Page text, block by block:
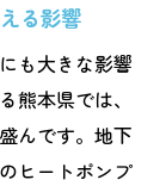
ュートの選
の良いエコ
る影響
も大きな影響
熊本県では、
んです。地下
ヒートポンプ